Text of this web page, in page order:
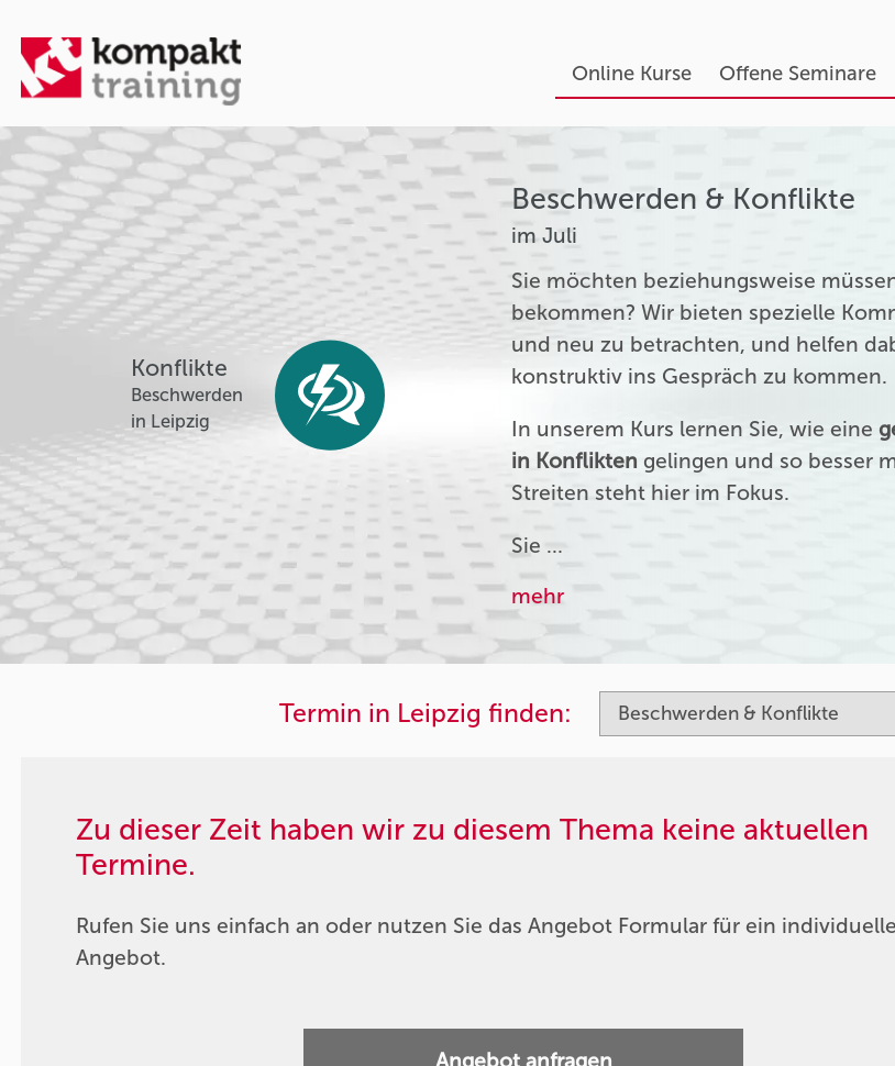
Online Kurse Offene Seminare
Konflikte
Beschwerden
in Leipzig
Beschwerden & Konflikte
im Juli
Sie möchten beziehungsweise
bekommen? Wir bieten spezielle
und neu zu betrachten, und helfen
konstruktiv ins Gespräch zu kommen.
In unserem Kurs lernen Sie, wie eine
in Konflikten gelingen und so besser
Streiten steht hier im Fokus.
Sie …
mehr
Termin in Leipzig finden:
Zu dieser Zeit haben wir zu diesem Thema keine aktuellen
Termine.
Rufen Sie uns einfach an oder nutzen Sie das Angebot Formular für ein
Angebot.